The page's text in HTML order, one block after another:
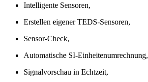
Intelligente Sensoren,
Erstellen eigener TEDS-Sensoren,
Sensor-Check,
Automatische SI-Einheitenumrechnung,
Signalvorschau in Echtzeit,